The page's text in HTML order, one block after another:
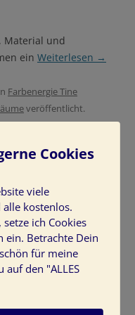
Material und
ein Weiterlesen →
Farbenergie Tine
veröffentlicht.
,
Cookies
viele
kostenlos.
ich Cookies
ein. Betrachte Dein
für meine
den "ALLES